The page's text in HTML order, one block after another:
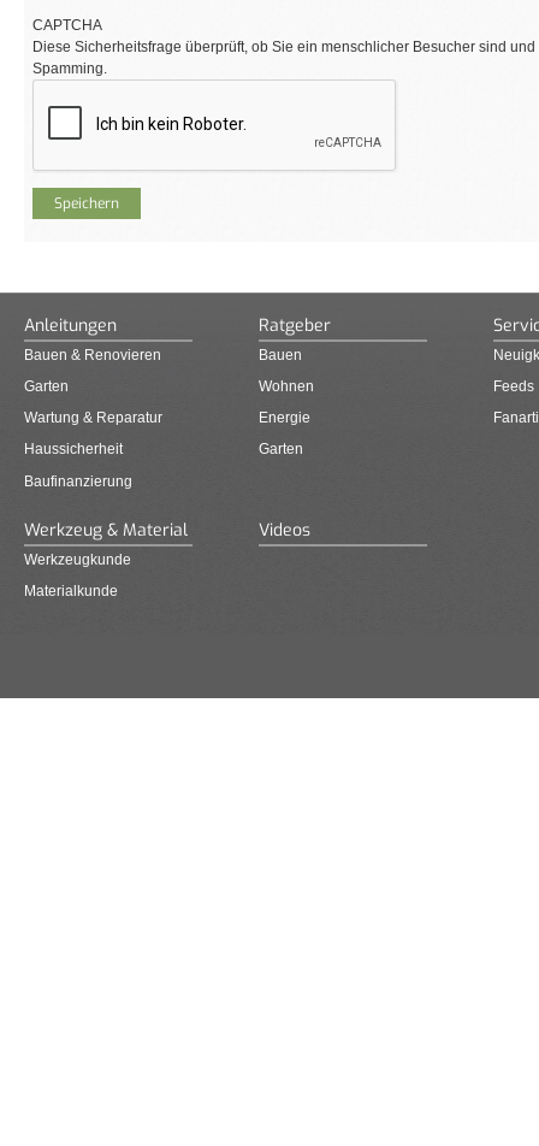
CAPTCHA
Diese Sicherheitsfrage überprüft, ob Sie ein menschlicher Besucher sind
Spamming.
Anleitungen
Bauen & Renovieren
Garten
Wartung & Reparatur
Haussicherheit
Baufinanzierung
Ratgeber
Bauen
Wohnen
Energie
Garten
Feeds
Werkzeug & Material
Werkzeugkunde
Materialkunde
Videos